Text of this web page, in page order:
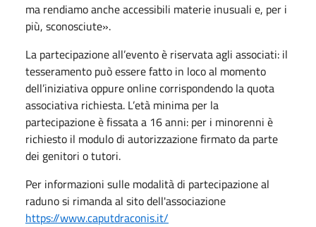
ma rendiamo anche accessibili materie inusuali e, per i
più, sconosciute».
La partecipazione all’evento è riservata agli associati: il
tesseramento può essere fatto in loco al momento
dell’iniziativa oppure online corrispondendo la quota
associativa richiesta. L’età minima per la
partecipazione è fissata a 16 anni: per i minorenni è
richiesto il modulo di autorizzazione firmato da parte
dei genitori o tutori.
Per informazioni sulle modalità di partecipazione al
raduno si rimanda al sito dell'associazione
https://www.caputdraconis.it/